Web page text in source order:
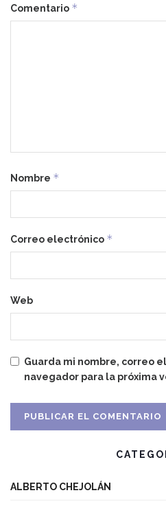
Comentario *
Nombre *
Correo electrónico *
Web
Guarda mi nombre, correo
navegador para la próxima
ALBERTO CHEJOLÁN